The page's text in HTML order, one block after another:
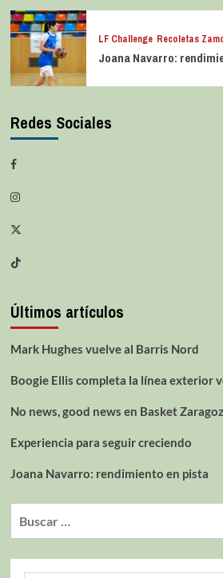
LF Challenge Recoletas
Joana Navarro:
Redes Sociales
Últimos artículos
Mark Hughes vuelve al Barris Nord
Boogie Ellis completa la línea exterior
No news, good news en Basket
Experiencia para seguir creciendo
Joana Navarro: rendimiento en pista